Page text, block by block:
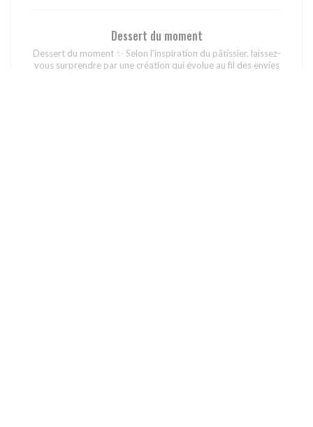
Dessert du moment
Dessert du moment ✨ Selon l’inspiration du pâtissier, laissez-
vous surprendre par une création qui évolue au fil des envies